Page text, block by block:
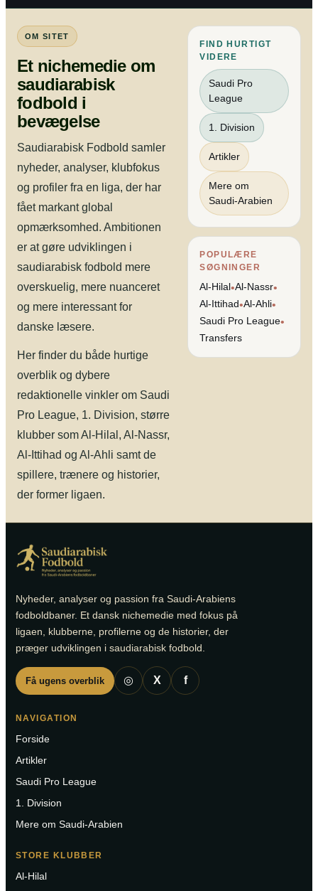
OM SITET
Et nichemedie om
saudiarabisk
fodbold i
bevægelse
Saudiarabisk Fodbold samler
nyheder, analyser, klubfokus
og profiler fra en liga, der har
fået markant global
opmærksomhed. Ambitionen
er at gøre udviklingen i
saudiarabisk fodbold mere
overskuelig, mere nuanceret
og mere interessant for
danske læsere.
Her finder du både hurtige
overblik og dybere
redaktionelle vinkler om Saudi
Pro League, 1. Division, større
klubber som Al-Hilal, Al-Nassr,
Al-Ittihad og Al-Ahli samt de
spillere, trænere og historier,
der former ligaen.
FIND HURTIGT
VIDERE
Saudi Pro
League
1. Division
Artikler
Mere om
Saudi-Arabien
POPULÆRE
SØGNINGER
Al-Hilal•Al-Nassr•
Al-Ittihad•Al-Ahli•
Saudi Pro League•
Transfers
Nyheder, analyser og passion fra Saudi-Arabiens
fodboldbaner. Et dansk nichemedie med fokus på
ligaen, klubberne, profilerne og de historier, der
præger udviklingen i saudiarabisk fodbold.
Få ugens overblik ◎ X f
NAVIGATION
Forside
Artikler
Saudi Pro League
1. Division
Mere om Saudi-Arabien
STORE KLUBBER
Al-Hilal